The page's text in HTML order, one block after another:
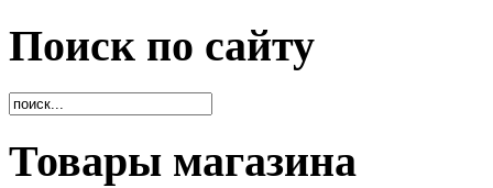
Поиск по сайту
Товары магазина